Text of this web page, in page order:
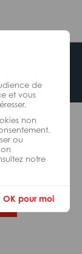
de
et vous
non
ou
notre
OK pour moi
n’est
vous
offres.